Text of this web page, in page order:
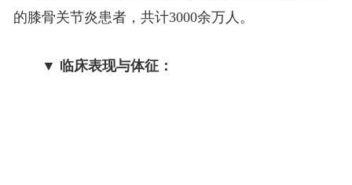
的膝骨关节炎患者，共计3000余万人。
▼ 临床表现与体征：